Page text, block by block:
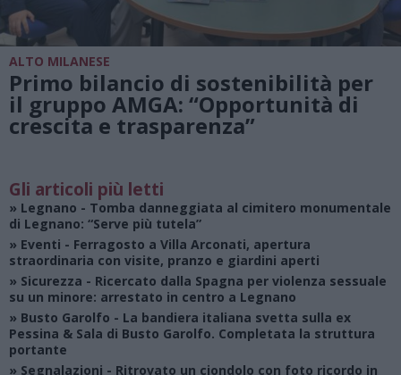
ALTO MILANESE
Primo bilancio di sostenibilità per
il gruppo AMGA: “Opportunità di
crescita e trasparenza”
Gli articoli più letti
» Legnano - Tomba danneggiata al cimitero monumentale
di Legnano: “Serve più tutela”
» Eventi - Ferragosto a Villa Arconati, apertura
straordinaria con visite, pranzo e giardini aperti
» Sicurezza - Ricercato dalla Spagna per violenza sessuale
su un minore: arrestato in centro a Legnano
» Busto Garolfo - La bandiera italiana svetta sulla ex
Pessina & Sala di Busto Garolfo. Completata la struttura
portante
» Segnalazioni - Ritrovato un ciondolo con foto ricordo in